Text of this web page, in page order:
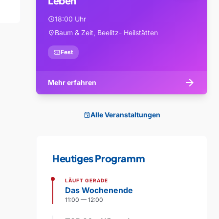
schedule18:00 Uhr
location_onBaum & Zeit, Beelitz- Heilstätten
confirmation_numberFest
Mehr erfahren arrow_forward
eventAlle Veranstaltungen
Heutiges Programm
LÄUFT GERADE
Das Wochenende
11:00 — 12:00